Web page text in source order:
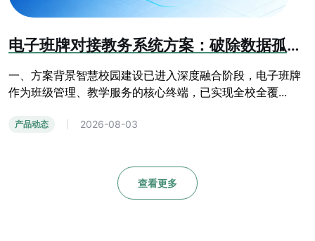
电子班牌对接教务系统方案：破除数据孤岛，赋能智慧校园精细化管理
一、方案背景智慧校园建设已进入深度融合阶段，电子班牌
作为班级管理、教学服务的核心终端，已实现全校全覆...
产品动态 2026-08-03
查看更多